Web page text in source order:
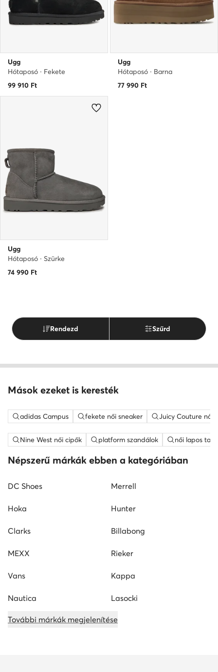
Ugg
Hótaposó · Fekete
99 910 Ft
Ugg
Hótaposó · Barna
77 990 Ft
Ugg
Hótaposó · Szürke
74 990 Ft
Rendezd Szűrd
Mások ezeket is keresték
adidas Campus fekete női sneaker Juicy Couture női
Nine West női cipők platform szandálok női lapos
Népszerű márkák ebben a kategóriában
DC Shoes Merrell
Hoka Hunter
Clarks Billabong
MEXX Rieker
Vans Kappa
Nautica Lasocki
További márkák megjelenítése